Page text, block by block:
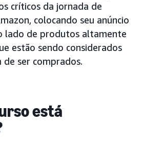
críticos da jornada de
colocando seu anúncio
lado de produtos altamente
estão sendo considerados
de ser comprados.
está